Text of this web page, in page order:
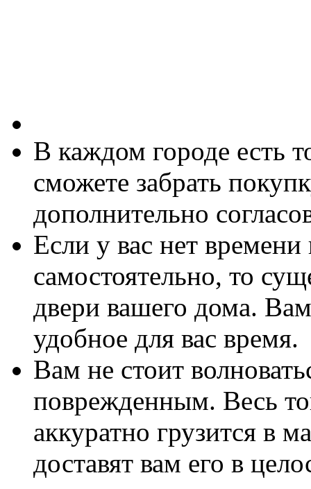
В каждом городе есть
сможете забрать
дополнительно
Если у вас нет
самостоятельно, то
двери вашего дома.
удобное для вас время.
Вам не стоит
поврежденным. Весь
аккуратно грузится в
доставят вам его в